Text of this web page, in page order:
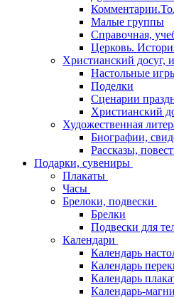
Малые группы
Справочная,
Церковь.
Христианский досуг,
Настольные
Поделки
Сценарии
Христианский
Художественная
Биографии,
Рассказы,
Подарки, сувениры
Плакаты
Часы
Брелоки, подвески
Брелки
Подвески для
Календари
Календарь
Календарь
Календарь
Календарь-